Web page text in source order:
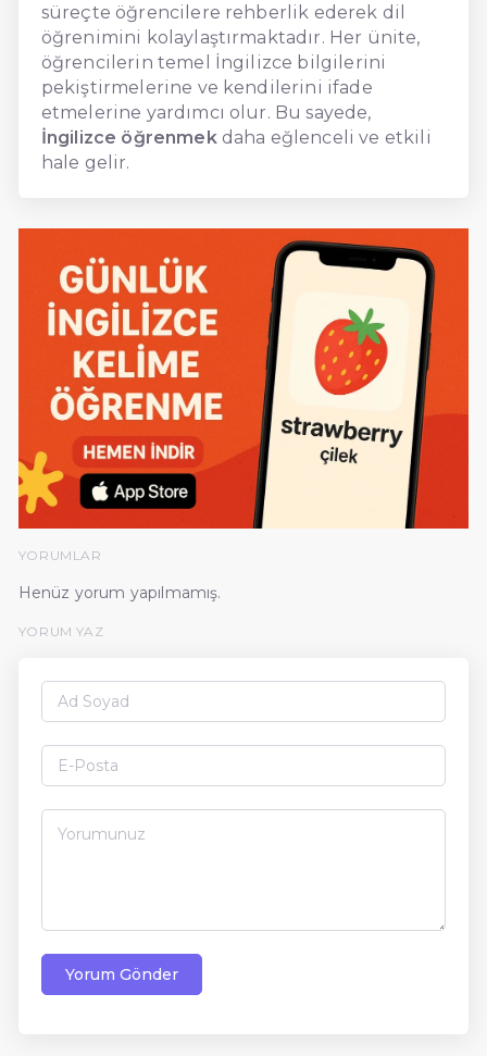
süreçte öğrencilere rehberlik ederek dil
öğrenimini kolaylaştırmaktadır. Her ünite,
öğrencilerin temel İngilizce bilgilerini
pekiştirmelerine ve kendilerini ifade
etmelerine yardımcı olur. Bu sayede,
İngilizce öğrenmekdaha eğlenceli ve etkili
hale gelir.
YORUMLAR
Henüz yorum yapılmamış.
YORUM YAZ
Yorum Gönder